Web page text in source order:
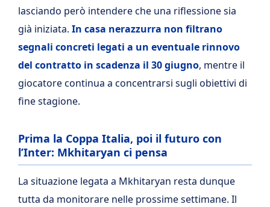
lasciando però intendere che una riflessione sia
già iniziata. In casa nerazzurra non filtrano
segnali concreti legati a un eventuale rinnovo
del contratto in scadenza il 30 giugno, mentre il
giocatore continua a concentrarsi sugli obiettivi di
fine stagione.
Prima la Coppa Italia, poi il futuro con
l’Inter: Mkhitaryan ci pensa
La situazione legata a Mkhitaryan resta dunque
tutta da monitorare nelle prossime settimane. Il